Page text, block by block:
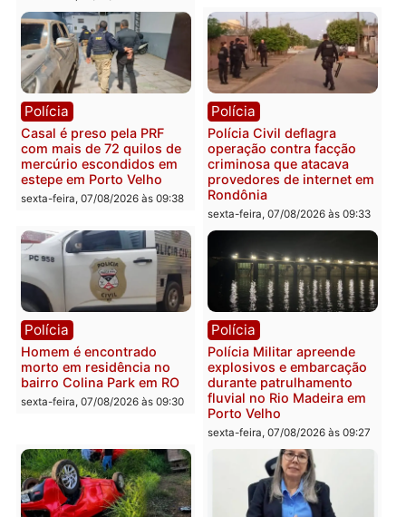
Polícia
2 MILHÕES – Unnesa
apresenta documentos
que comprovam
transparência e legalidade
na operação alvo da PF
Polícia
Polícia Federal apreende
400 quilos de drogas e
prende motorista em RO
sexta-feira, 07/08/2026 às
Polícia
Casal é preso pela PRF
com mais de 72 quilos de
mercúrio escondidos em
sexta-feira, 07/08/2026 às 09:38
Polícia
Polícia Civil deflagra
operação contra facção
criminosa que atacava
provedores de internet
Rondônia
sexta-feira, 07/08/2026 às